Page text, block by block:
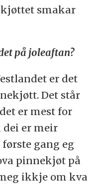
smakar
på joleaftan?
er det
Det står
er mest for
dei er meir
gang eg
pinnekjøt på
ikkje om kva